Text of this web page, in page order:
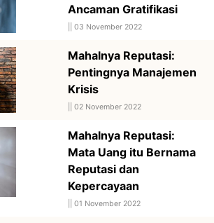
Ancaman Gratifikasi
03 November 2022
Mahalnya Reputasi:
Pentingnya Manajemen
Krisis
02 November 2022
Mahalnya Reputasi:
Mata Uang itu Bernama
Reputasi dan
Kepercayaan
01 November 2022